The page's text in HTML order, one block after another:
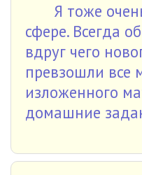
Я тоже
сфере. Всегда
вдруг чего
превзошли все
изложенного
домашние